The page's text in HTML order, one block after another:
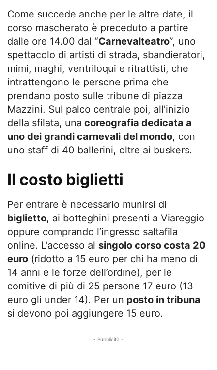
Come succede anche per le altre date, il
corso mascherato è preceduto a partire
dalle ore 14.00 dal “Carnevalteatro”, uno
spettacolo di artisti di strada, sbandieratori,
mimi, maghi, ventriloqui e ritrattisti, che
intrattengono le persone prima che
prendano posto sulle tribune di piazza
Mazzini. Sul palco centrale poi, all’inizio
della sfilata, una coreografia dedicata a
uno dei grandi carnevali del mondo, con
uno staff di 40 ballerini, oltre ai buskers.
Il costo biglietti
Per entrare è necessario munirsi di
biglietto, ai botteghini presenti a Viareggio
oppure comprando l’ingresso saltafila
online. L’accesso al singolo corso costa 20
euro (ridotto a 15 euro per chi ha meno di
14 anni e le forze dell’ordine), per le
comitive di più di 25 persone 17 euro (13
euro gli under 14). Per un posto in tribuna
si devono poi aggiungere 15 euro.
- Pubblicità -